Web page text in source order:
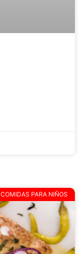
COMIDAS PARA NIÑOS